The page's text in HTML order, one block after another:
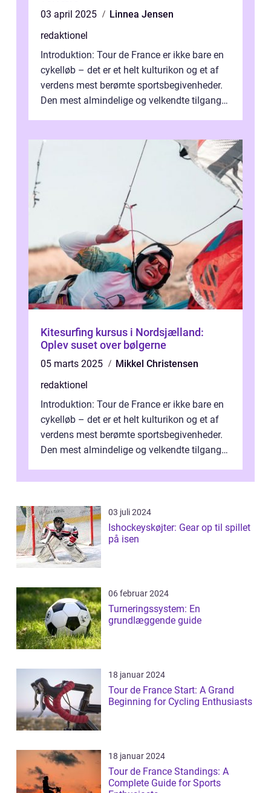
03 april 2025
Linnea Jensen
redaktionel
Introduktion: Tour de France er ikke bare en
cykelløb – det er et helt kulturikon og et af
verdens mest berømte sportsbegivenheder.
Den mest almindelige og velkendte tilgang
Kitesurfing kursus i Nordsjælland:
Oplev suset over bølgerne
05 marts 2025
Mikkel Christensen
redaktionel
Introduktion: Tour de France er ikke bare en
cykelløb – det er et helt kulturikon og et af
verdens mest berømte sportsbegivenheder.
Den mest almindelige og velkendte tilgang
03 juli 2024
Ishockeyskøjter: Gear op til spillet
på isen
06 februar 2024
Turneringssystem: En
grundlæggende guide
18 januar 2024
Tour de France Start: A Grand
Beginning for Cycling Enthusiasts
18 januar 2024
Tour de France Standings: A
Complete Guide for Sports